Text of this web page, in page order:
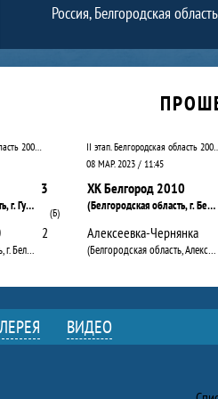
Россия, Белгородская
и будущих матчей
II этап. Белгородская область 20010 – 2011 (средняя группа ). Дивизион А
(Белгородская область, г. Губкин)
3
(Б)
(Белгородская область, г. Белгород)
2
II этап. Белгородская
08 МАР. 2023 / 11:45
ХК Белгород 2010
(Белгородская область, г. Белгород)
Алексеевка-Чернянка
(Белгородская область, Алексеевка г.)
ВИДЕО